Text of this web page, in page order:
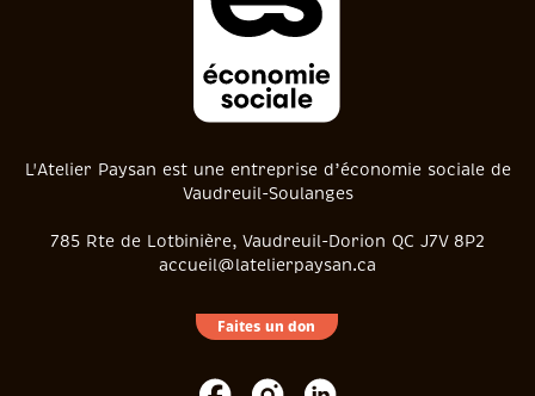
L'Atelier Paysan est une entreprise d’économie sociale de
Vaudreuil-Soulanges
785 Rte de Lotbinière, Vaudreuil-Dorion QC J7V 8P2
accueil@latelierpaysan.ca
Faites un don